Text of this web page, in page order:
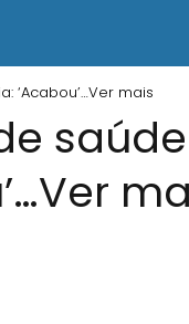
‘Acabou’…Ver mais